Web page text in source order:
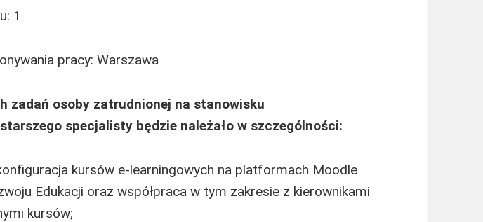
1
pracy: Warszawa
zadań osoby zatrudnionej na stanowisku
specjalisty będzie należało w szczególności:
kursów e-learningowych na platformach Moodle
Edukacji oraz współpraca w tym zakresie z kierownikami
kursów;